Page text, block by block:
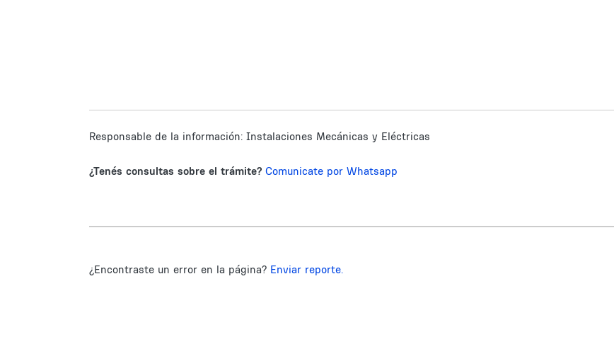
Responsable de la información: Instalaciones Mecánicas y Eléctricas
¿Tenés consultas sobre el trámite? Comunicate por Whatsapp
¿Encontraste un error en la página? Enviar reporte.